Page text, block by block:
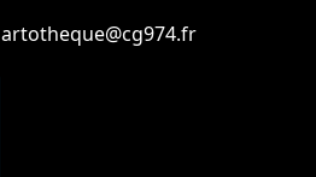
artotheque@cg974.fr